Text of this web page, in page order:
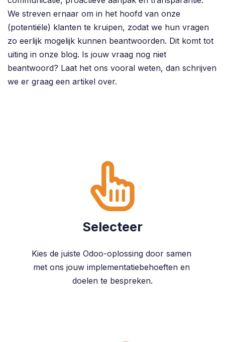
We streven ernaar om in het hoofd van onze
(potentiële) klanten te kruipen, zodat we hun vragen
zo eerlijk mogelijk kunnen beantwoorden. Dit komt tot
uiting in onze blog. Is jouw vraag nog niet
beantwoord? Laat het ons vooral weten, dan schrijven
we er graag een artikel over.
Selecteer
Kies de juiste Odoo-oplossing door samen
met ons jouw implementatiebehoeften en
doelen te bespreken.